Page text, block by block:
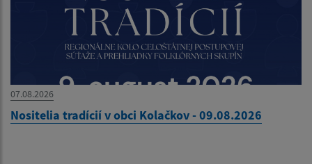
07.08.2026
Nositelia tradícií v obci Kolačkov - 09.08.2026